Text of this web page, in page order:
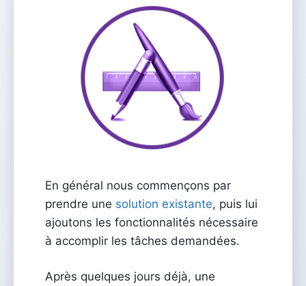
En général nous commençons par
prendre une solution existante, puis lui
ajoutons les fonctionnalités nécessaire
à accomplir les tâches demandées.
Après quelques jours déjà, une